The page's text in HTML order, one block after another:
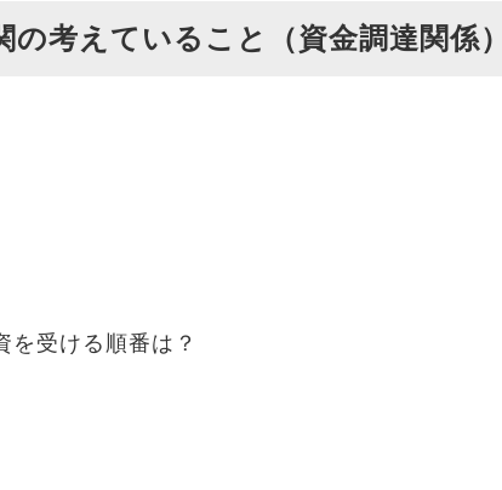
の考えていること（資金調達関係
を受ける順番は？